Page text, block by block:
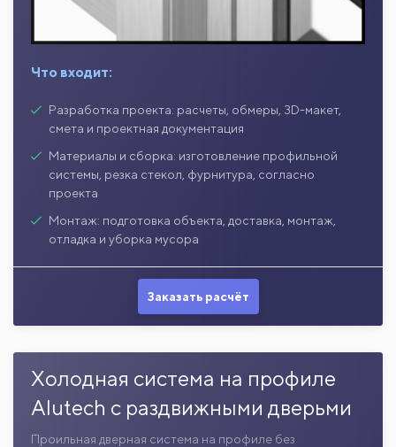
Что входит:
Разработка проекта: расчеты, обмеры, 3D-макет,
смета и проектная документация
Материалы и сборка: изготовление профильной
системы, резка стекол, фурнитура, согласно
проекта
Монтаж: подготовка объекта, доставка, монтаж,
отладка и уборка мусора
Заказать расчёт
Холодная система на профиле
Alutech с раздвижными дверьми
Проильная дверная система на профиле без